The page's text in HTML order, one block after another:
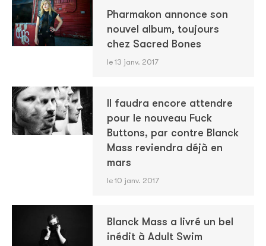
Pharmakon annonce son
nouvel album, toujours
chez Sacred Bones
le 13 janv. 2017
Il faudra encore attendre
pour le nouveau Fuck
Buttons, par contre Blanck
Mass reviendra déjà en
mars
le 10 janv. 2017
Blanck Mass a livré un bel
inédit à Adult Swim